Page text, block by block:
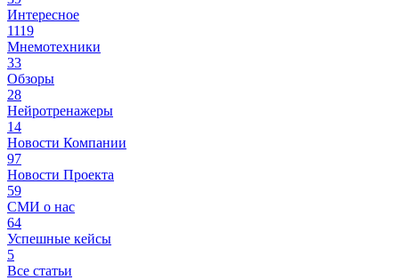
Интересное
1119
Мнемотехники
33
Обзоры
28
Нейротренажеры
14
Новости Компании
97
Новости Проекта
59
СМИ о нас
64
Успешные кейсы
5
Все статьи